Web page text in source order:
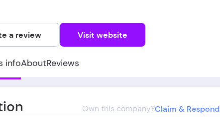
a review Visit website
infoAboutReviews
Own this company?Claim & Respond